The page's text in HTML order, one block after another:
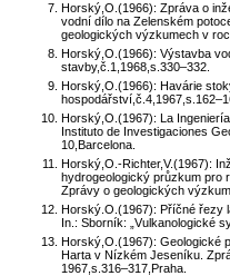
Horský,O.(1966): Zpráva o
vodní dílo na Zelenském
geologických výzkumech v
Horský,O.(1966): Výstavba
stavby,č.1,1968,s.330–332.
Horský,O.(1966): Havárie
Horský,O.(1967): La
Instituto de Investigaciones
10,Barcelona.
Horský,O.-Richter,V.(1967):
hydrogeologický průzkum pro
Zprávy o geologických
Horský.O.(1967): Příčné řezy
In.: Sborník: „Vulkanologické
Horský,O.(1967): Geologické
Harta v Nízkém Jeseníku.
1967,s.316–317,Praha.